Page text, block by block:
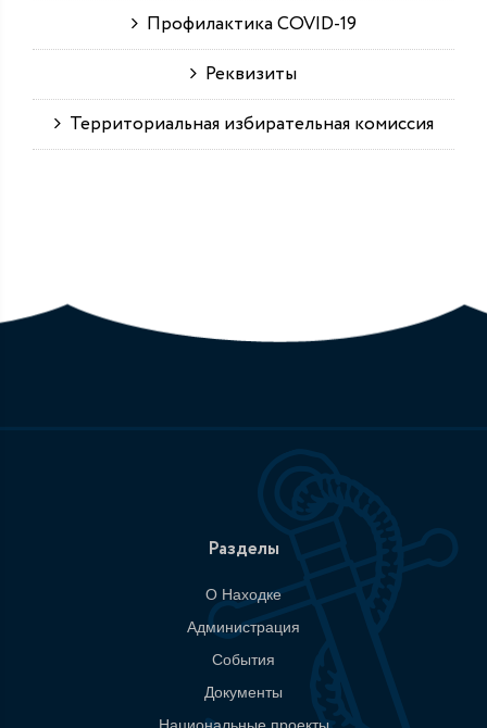
Профилактика COVID-19
Реквизиты
Территориальная избирательная комиссия
Разделы
О Находке
Администрация
События
Документы